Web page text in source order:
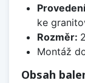
ke
Rozměr:
Montáž
Obsah